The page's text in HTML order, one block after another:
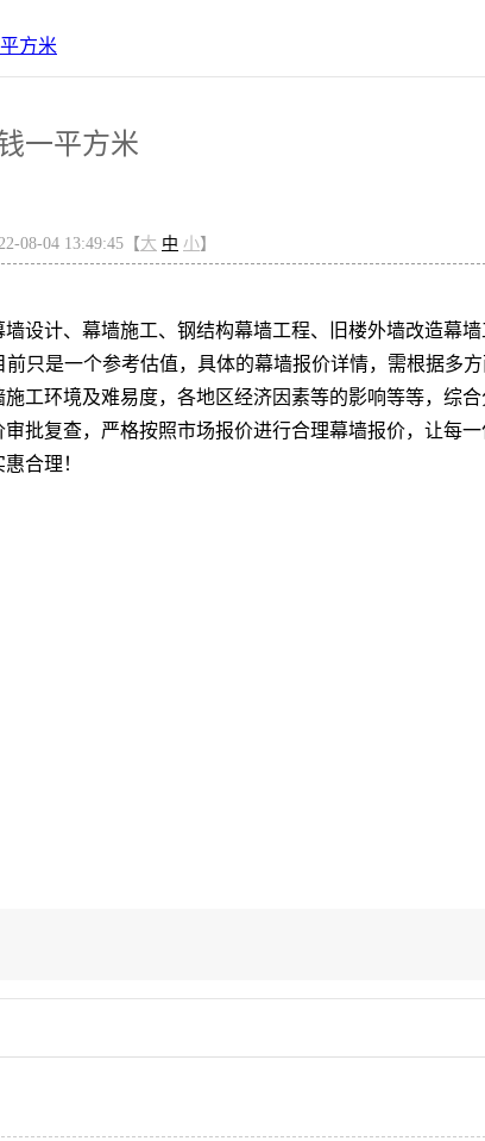
方米
一平方米
08-04 13:49:45【大 中 小】
设计、幕墙施工、钢结构幕墙工程、旧楼外墙改造幕墙
只是一个参考估值，具体的幕墙报价详情，需根据多
工环境及难易度，各地区经济因素等的影响等等，综合
批复查，严格按照市场报价进行合理幕墙报价，让每一
合理！